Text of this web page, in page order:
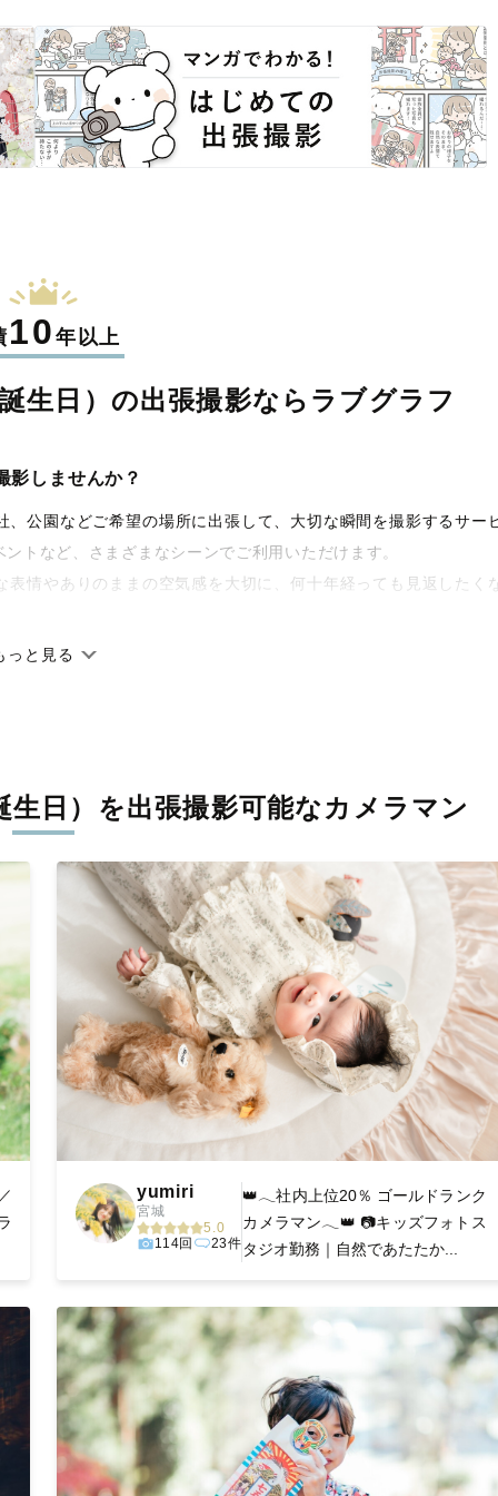
10年以上
生日）の出張撮影なら ラブグラフ
影しませんか？
公園などご希望の場所に出張して、大切な瞬間を撮影するサー
トなど、さまざまなシーンでご利用いただけます。
情やありのままの空気感を大切に、何十年経っても見返したく
一枚に出会えます。まずは、ラブグラフの撮影事例 をご覧くだ
っと見る
生日）を出張撮影可能なカメラマン
yumiri
宮城
5.0
114回
23件
👑𓂃社内上位20％ ゴールドランク
カメラマン𓂃👑 📷キッズフォトス
タジオ勤務｜自然であたたか...